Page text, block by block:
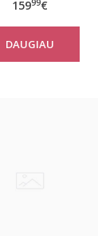
Tom Tailor 14482
159 €
DAUGIAU